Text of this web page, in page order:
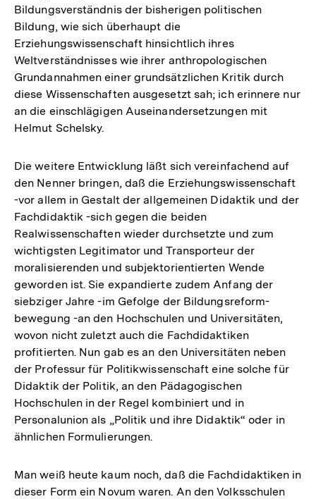
Bildungsverständnis der bisherigen politischen
Bildung, wie sich überhaupt die
Erziehungswissenschaft hinsichtlich ihres
Weltverständnisses wie ihrer anthropologischen
Grundannahmen einer grundsätzlichen Kritik durch
diese Wissenschaften ausgesetzt sah; ich erinnere nur
an die einschlägigen Auseinandersetzungen mit
Helmut Schelsky.
Die weitere Entwicklung läßt sich vereinfachend auf
den Nenner bringen, daß die Erziehungswissenschaft
-vor allem in Gestalt der allgemeinen Didaktik und der
Fachdidaktik -sich gegen die beiden
Realwissenschaften wieder durchsetzte und zum
wichtigsten Legitimator und Transporteur der
moralisierenden und subjektorientierten Wende
geworden ist. Sie expandierte zudem Anfang der
siebziger Jahre -im Gefolge der Bildungsreform-
bewegung -an den Hochschulen und Universitäten,
wovon nicht zuletzt auch die Fachdidaktiken
profitierten. Nun gab es an den Universitäten neben
der Professur für Politikwissenschaft eine solche für
Didaktik der Politik, an den Pädagogischen
Hochschulen in der Regel kombiniert und in
Personalunion als „Politik und ihre Didaktik“ oder in
ähnlichen Formulierungen.
Man weiß heute kaum noch, daß die Fachdidaktiken in
dieser Form ein Novum waren. An den Volksschulen